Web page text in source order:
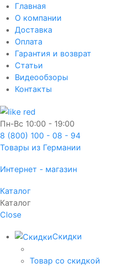
Главная
О компании
Доставка
Оплата
Гарантия и возврат
Статьи
Видеообзоры
Контакты
Пн-Вс 10:00 - 19:00
8 (800) 100 - 08 - 94
Товары из Германии
Интернет - магазин
Каталог
Каталог
Close
Скидки
Товар со скидкой